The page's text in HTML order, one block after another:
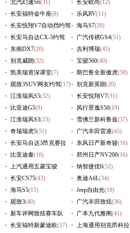
北汽幻速S6(31) 长安欧尚(12)
长安福特金牛座(8) 乐风RV(11)
长安悦翔V7自动挡约驾
(9)
海马S7(26)
长安马自达CX-5约驾
(10)
广汽传祺GS4(51)
东南DX7(20) 吉利博瑞(45)
别克威朗(32) 宝骏560(40)
凯美瑞资深课堂(7) 斯巴鲁全新傲虎(58)
观致3SUV网友约驾(17) 别克新英朗(20)
江淮瑞风S5(32) 长安悦翔V7(31)
比亚迪G5(9) 风行景逸S50(19)
江淮瑞风S3(23) 雪佛兰新科鲁兹(37)
奇瑞瑞虎5(51) 广汽丰田雷凌(45)
长安马自达3昂克赛拉
(29)
东风日产新奇骏(16)
比亚迪秦(16) 郑州日产NV200(16)
上汽通用五菱宝骏
730(57)
纳智捷优6(52)
长安CS75(43) 奥迪A6L(34)
海马S5(15) Jeep自由光(19)
观致3(40) 广汽丰田致炫(36)
新车评网致炫赛车队
(236)
广本九代雅阁(41)
长安福特新蒙迪欧(17)
上海通用别克昂科拉